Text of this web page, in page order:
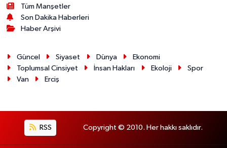
Tüm Manşetler
Son Dakika Haberleri
Haber Arşivi
Güncel Siyaset Dünya
Ekonomi
Toplumsal Cinsiyet
İnsan Hakları Ekoloji
Spor
Van
Erciş
RSS Copyright © 2010. Her hakkı saklıdır.